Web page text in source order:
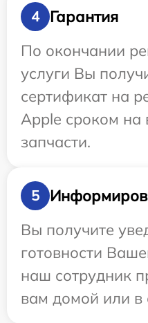
4
Гарантия
По окончании
услуги Вы
сертификат на
Apple сроком на
запчасти.
5
Вы получите
готовности
наш сотрудник
вам домой или в